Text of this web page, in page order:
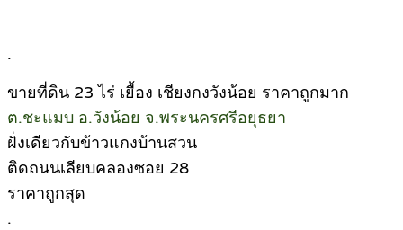
.
ขายที่ดิน 23 ไร่ เยื้อง เชียงกงวังน้อย ราคาถูกมาก
ต.ชะแมบ อ.วังน้อย จ.พระนครศรีอยุธยา
ฝั่งเดียวกับข้าวแกงบ้านสวน
ติดถนนเลียบคลองซอย 28
ราคาถูกสุด
.